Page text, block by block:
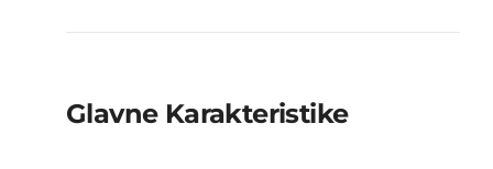
Glavne Karakteristike